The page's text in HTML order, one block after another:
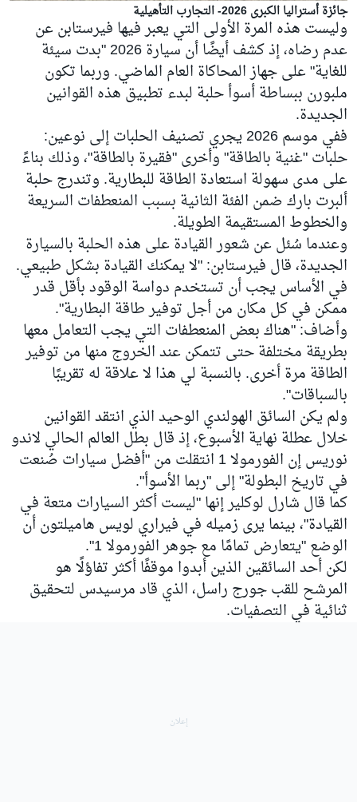
جائزة أستراليا الكبرى 2026- التجارب التأهيلية
وليست هذه المرة الأولى التي يعبر فيها فيرستابن عن
عدم رضاه، إذ كشف أيضًا أن سيارة 2026 "بدت سيئة
للغاية" على جهاز المحاكاة العام الماضي. وربما تكون
ملبورن ببساطة أسوأ حلبة لبدء تطبيق هذه القوانين
الجديدة.
ففي موسم 2026 يجري تصنيف الحلبات إلى نوعين:
حلبات "غنية بالطاقة" وأخرى "فقيرة بالطاقة"، وذلك بناءً
على مدى سهولة استعادة الطاقة للبطارية. وتندرج حلبة
ألبرت بارك ضمن الفئة الثانية بسبب المنعطفات السريعة
والخطوط المستقيمة الطويلة.
وعندما سُئل عن شعور القيادة على هذه الحلبة بالسيارة
الجديدة، قال فيرستابن: "لا يمكنك القيادة بشكل طبيعي.
في الأساس يجب أن تستخدم دواسة الوقود بأقل قدر
ممكن في كل مكان من أجل توفير طاقة البطارية".
وأضاف: "هناك بعض المنعطفات التي يجب التعامل معها
بطريقة مختلفة حتى تتمكن عند الخروج منها من توفير
الطاقة مرة أخرى. بالنسبة لي هذا لا علاقة له تقريبًا
بالسباقات".
ولم يكن السائق الهولندي الوحيد الذي انتقد القوانين
خلال عطلة نهاية الأسبوع، إذ قال بطل العالم الحالي لاندو
نوريس إن الفورمولا 1 انتقلت من "أفضل سيارات صُنعت
في تاريخ البطولة" إلى "ربما الأسوأ".
كما قال شارل لوكلير إنها "ليست أكثر السيارات متعة في
القيادة"، بينما يرى زميله في فيراري لويس هاميلتون أن
الوضع "يتعارض تمامًا مع جوهر الفورمولا 1".
لكن أحد السائقين الذين أبدوا موقفًا أكثر تفاؤلًا هو
المرشح للقب جورج راسل، الذي قاد مرسيدس لتحقيق
ثنائية في التصفيات.